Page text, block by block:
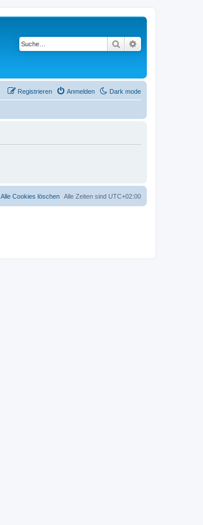
Suche
Dark mode
Anmelden
Registrieren
Alle Zeiten sind UTC+02:00
Alle Cookies löschen